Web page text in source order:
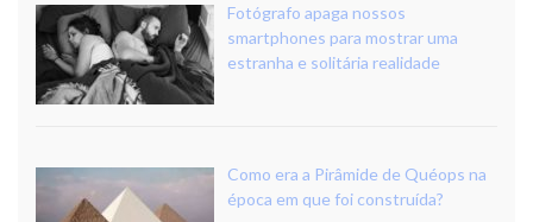
Fotógrafo apaga nossos
smartphones para mostrar uma
estranha e solitária realidade
Como era a Pirâmide de Quéops na
época em que foi construída?